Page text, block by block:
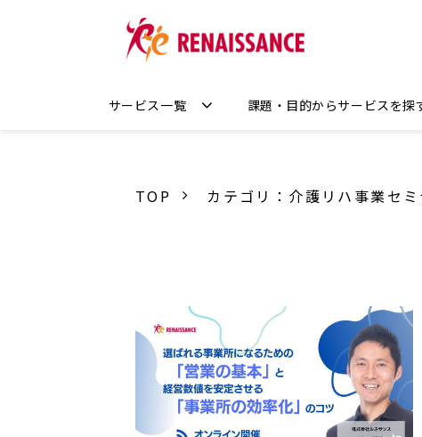
サービス一覧 課題・目的からサービスを探
TOP カテゴリ：介護リハ事業セ